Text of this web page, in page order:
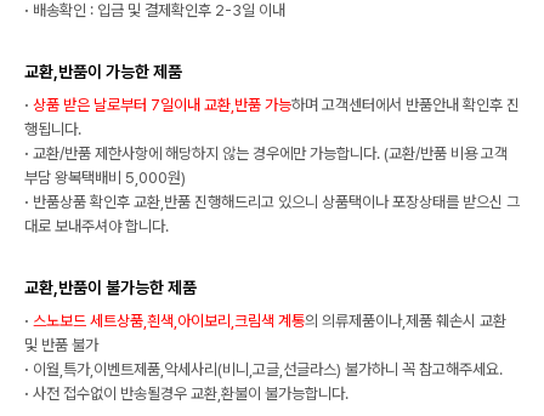
· 배송확인 : 입금 및 결제확인후 2-3일 이내
교환,반품이 가능한 제품
· 상품 받은 날로부터 7일이내 교환,반품 가능하며 고객센터에서 반품안내 확인후 진
행됩니다.
· 교환/반품 제한사항에 해당하지 않는 경우에만 가능합니다. (교환/반품 비용 고객
부담 왕복택배비 5,000원)
· 반품상품 확인후 교환,반품 진행해드리고 있으니 상품택이나 포장상태를 받으신 그
대로 보내주셔야 합니다.
교환,반품이 불가능한 제품
· 스노보드 세트상품,흰색,아이보리,크림색 계통의 의류제품이나,제품 훼손시 교환
및 반품 불가
· 이월,특가,이벤트제품,악세사리(비니,고글,선글라스) 불가하니 꼭 참고해주세요.
· 사전 접수없이 반송될경우 교환,환불이 불가능합니다.